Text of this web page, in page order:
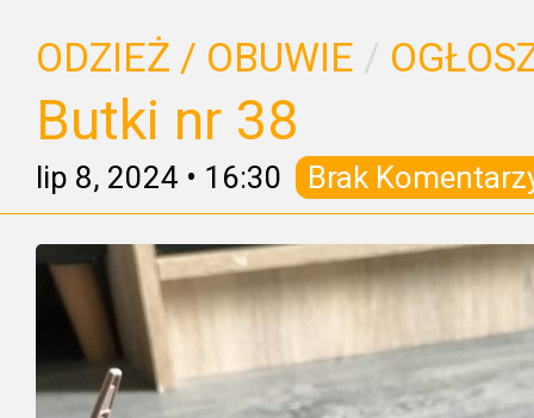
ODZIEŻ / OBUWIE /
Butki nr 38
lip 8, 2024 • 16:30 Brak